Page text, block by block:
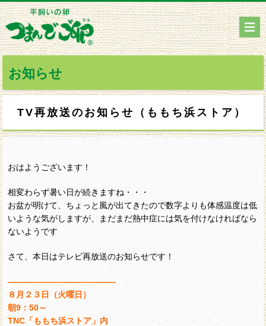
お知らせ
TV再放送のお知らせ（ももち浜ストア）
おはようございます！
相変わらず暑い日が続きますね・・・
お盆が明けて、ちょっと風が出てきたので数字よりも体感温度は低
いような気がしますが、まだまだ熱中症には気を付けなければなら
ないようです
さて、本日はテレビ再放送のお知らせです！
―――――――――――――
８月２３日（火曜日）
朝9：50～
TNC「ももち浜ストア」内